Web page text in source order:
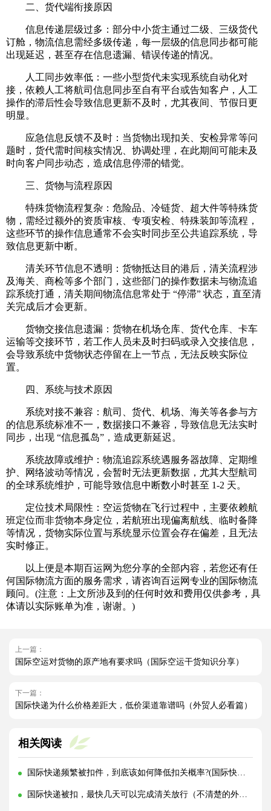
二、货代端衔接原因
信息传递层级过多：部分中小货主通过二级、三级货代
订舱，物流信息需经多级传递，每一层级的信息同步都可能
出现延迟，甚至存在信息遗漏、错误传递的情况。
人工同步效率低：一些小型货代未实现系统自动化对
接，依赖人工将航司信息同步至自有平台或告知客户，人工
操作的滞后性会导致信息更新不及时，尤其夜间、节假日更
明显。
应急信息反馈不及时：当货物出现扣关、安检异常等问
题时，货代需时间核实情况、协调处理，在此期间可能未及
时向客户同步动态，造成信息停滞的错觉。
三、货物与流程原因
特殊货物流程复杂：危险品、冷链货、超大件等特殊货
物，需经过额外的资质审核、专项安检、特殊装卸等流程，
这些环节的操作信息通常不会实时同步至公共追踪系统，导
致信息更新中断。
清关环节信息不透明：货物抵达目的港后，清关流程涉
及海关、商检等多个部门，这些部门的操作数据未与物流追
踪系统打通，清关期间物流信息常处于 “停滞” 状态，直至清
关完成后才会更新。
货物交接信息遗漏：货物在机场仓库、货代仓库、卡车
运输等交接环节，若工作人员未及时扫码或录入交接信息，
会导致系统中货物状态停留在上一节点，无法反映实际位
置。
四、系统与技术原因
系统对接不兼容：航司、货代、机场、海关等各参与方
的信息系统标准不一，数据接口不兼容，导致信息无法实时
同步，出现 “信息孤岛”，造成更新延迟。
系统故障或维护：物流追踪系统遇服务器故障、定期维
护、网络波动等情况，会暂时无法更新数据，尤其大型航司
的全球系统维护，可能导致信息中断数小时甚至 1-2 天。
定位技术局限性：空运货物在飞行过程中，主要依赖航
班定位而非货物本身定位，若航班出现偏离航线、临时备降
等情况，货物实际位置与系统显示位置会存在偏差，且无法
实时修正。
以上便是本期百运网为您分享的全部内容，若您还有任
何国际物流方面的服务需求，请咨询百运网专业的国际物流
顾问。(注意：上文所涉及到的任何时效和费用仅供参考，具
体请以实际账单为准，谢谢。)
上一篇：
国际空运对货物的原产地有要求吗（国际空运干货知识分享）
下一篇：
国际快递为什么价格差距大，低价渠道靠谱吗（外贸人必看篇）
相关阅读
国际快递频繁被扣件，到底该如何降低扣关概率?(国际快递干货知识分享)
国际快递被扣，最快几天可以完成清关放行（不清楚的外贸人看过来）